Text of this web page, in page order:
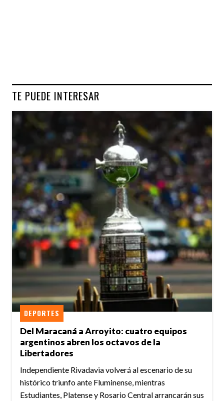
TE PUEDE INTERESAR
Del Maracaná a Arroyito: cuatro equipos
argentinos abren los octavos de la
Libertadores
DEPORTES
Independiente Rivadavia volverá al escenario de su
histórico triunfo ante Fluminense, mientras
Estudiantes, Platense y Rosario Central arrancarán sus